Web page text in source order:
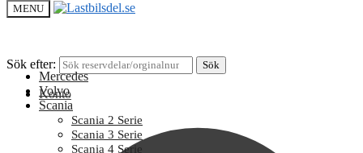
MENU
Sök efter: Sök
Konto
Mercedes
Volvo
Scania
Scania 2 Serie
Scania 3 Serie
Scania 4 Serie